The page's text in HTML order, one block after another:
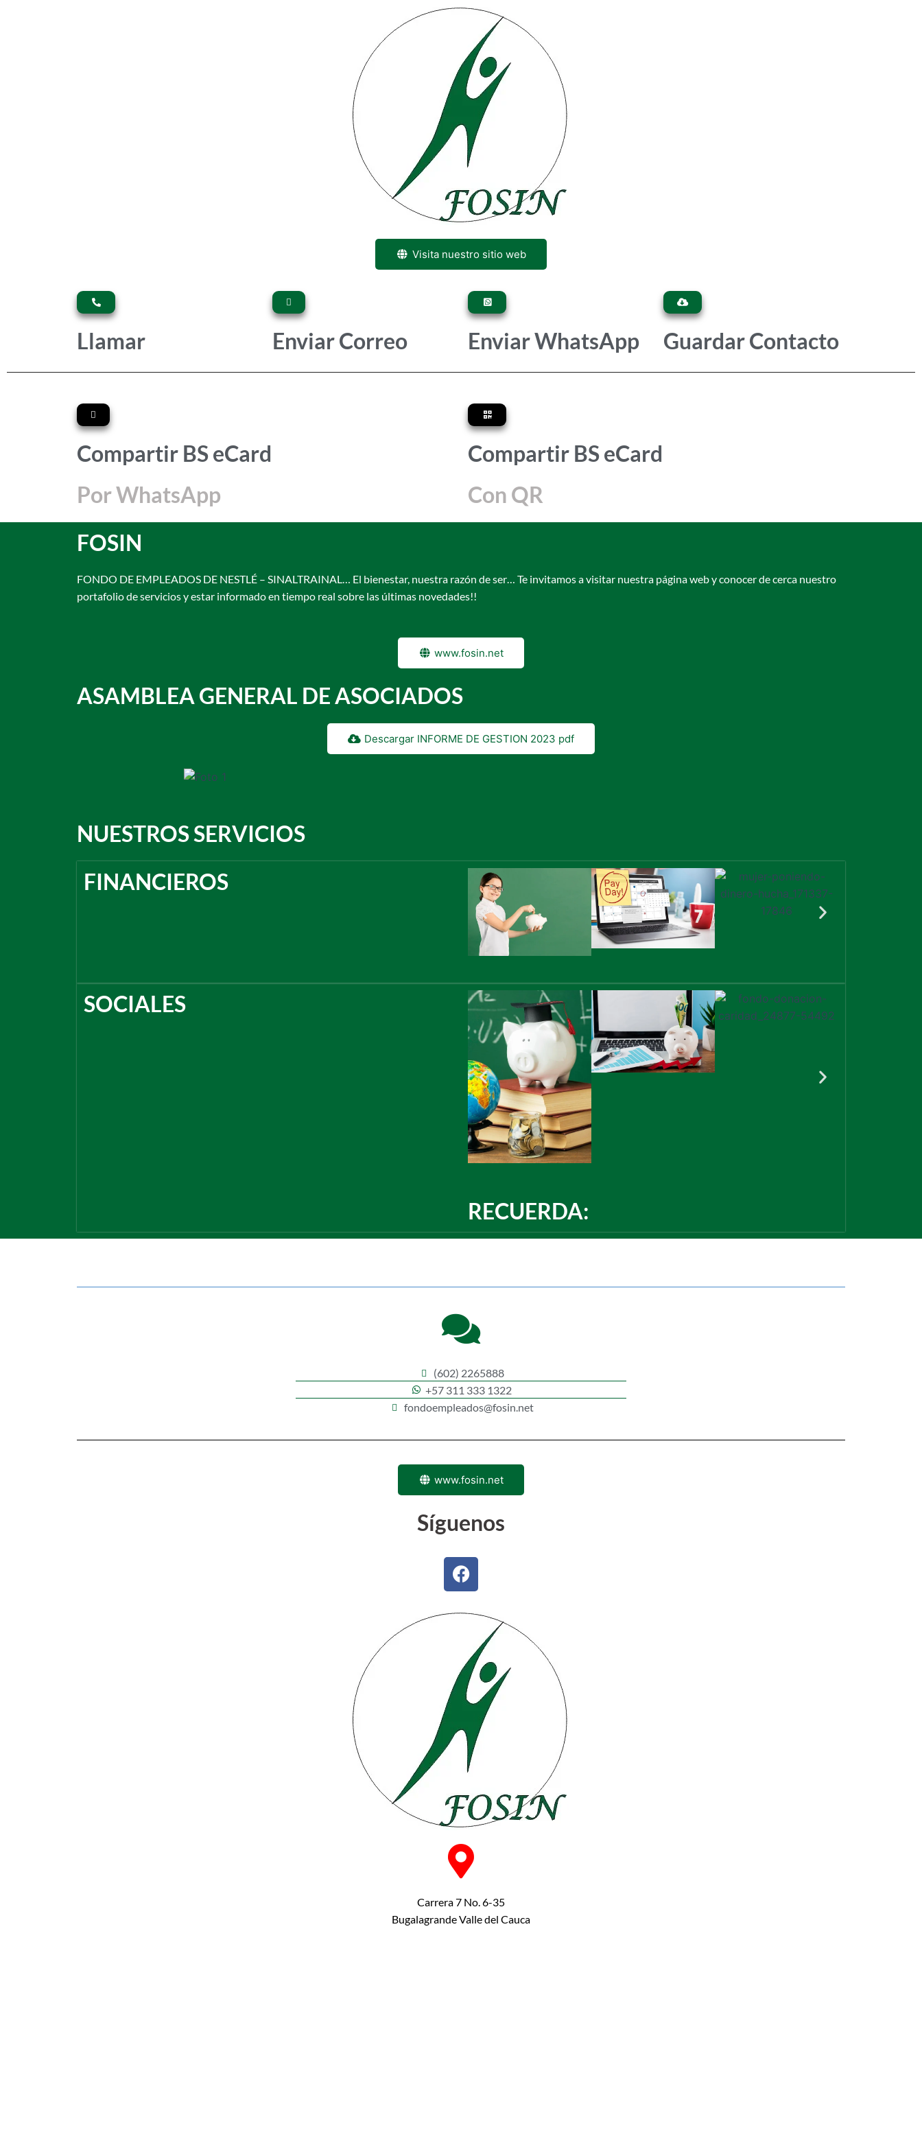
Visita nuestro sitio web
Llamar Enviar Correo Enviar WhatsApp Guardar Contacto
Compartir BS eCard
Por WhatsApp
Compartir BS eCard
Con QR
FOSIN
FONDO DE EMPLEADOS DE NESTLÉ – SINALTRAINAL… El bienestar, nuestra razón de ser… Te invitamos a visitar nuestra página web y conocer de cerca nuestro
portafolio de servicios y estar informado en tiempo real sobre las últimas novedades!!
www.fosin.net
ASAMBLEA GENERAL DE ASOCIADOS
Descargar INFORME DE GESTION 2023 pdf
NUESTROS SERVICIOS
FINANCIEROS
SOCIALES
RECUERDA:
(602) 2265888
+57 311 333 1322
fondoempleados@fosin.net
www.fosin.net
Síguenos
Carrera 7 No. 6-35
Bugalagrande Valle del Cauca